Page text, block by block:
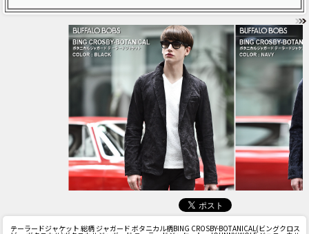
テーラードジャケット 総柄 ジャガード ボタニカル柄BING CROSBY-BOTANICAL(ビングクロス